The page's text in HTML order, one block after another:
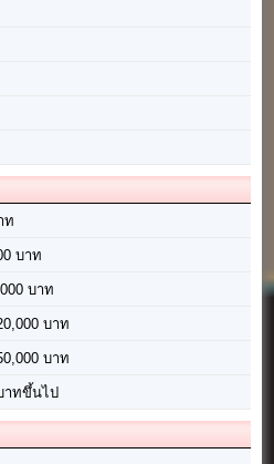
ท
บาท
บาท
บาท
บาท
าทขึ้นไป